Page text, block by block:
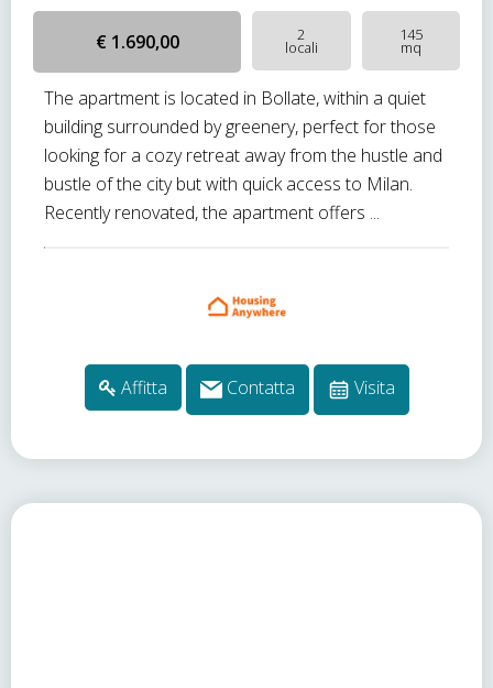
€ 1.690,00 2
locali
145
mq
The apartment is located in Bollate, within a quiet
building surrounded by greenery, perfect for those
looking for a cozy retreat away from the hustle and
bustle of the city but with quick access to Milan.
Recently renovated, the apartment offers ...
Affitta Contatta Visita